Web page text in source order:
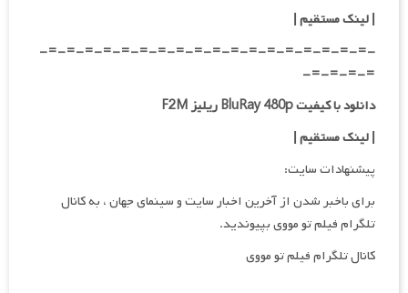
| لینک مستقیم|
-=-=-=-=-=-=-=-=-=-=-=-=-=-=-=-=-=-=-
=-=-=-=-
دانلود با کیفیت BluRay 480p ریلیز F2M
| لینک مستقیم|
پیشنهادات سایت:
برای باخبر شدن از آخرین اخبار سایت و سینمای جهان ، به کانال
تلگرام فیلم تو مووی بپیوندید.
کانال تلگرام فیلم تو مووی